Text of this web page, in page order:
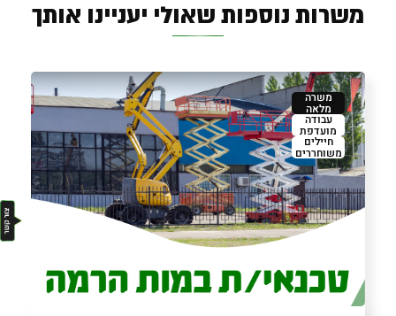
משרות נוספות שאולי יעניינו אותך
משרה
מלאה
עבודה
מועדפת
חיילים
משוחררים